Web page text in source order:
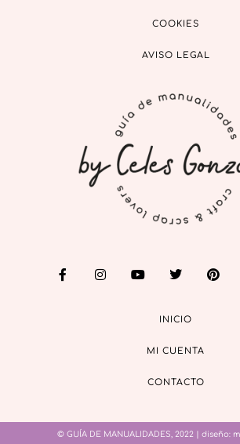
COOKIES
AVISO LEGAL
INICIO
MI CUENTA
CONTACTO
© GUÍA DE MANUALIDADES, 2022 | diseño: